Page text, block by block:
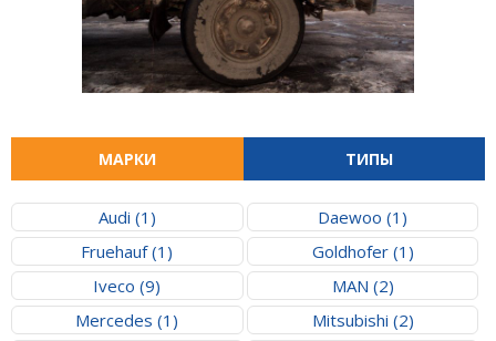
МАРКИ ТИПЫ
Audi (1)
Daewoo (1)
Fruehauf (1)
Goldhofer (1)
Iveco (9)
MAN (2)
Mercedes (1)
Mitsubishi (2)